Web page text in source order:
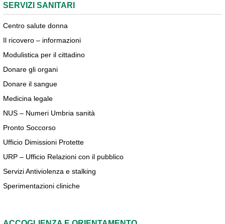
SERVIZI SANITARI
Centro salute donna
Il ricovero – informazioni
Modulistica per il cittadino
Donare gli organi
Donare il sangue
Medicina legale
NUS – Numeri Umbria sanità
Pronto Soccorso
Ufficio Dimissioni Protette
URP – Ufficio Relazioni con il pubblico
Servizi Antiviolenza e stalking
Sperimentazioni cliniche